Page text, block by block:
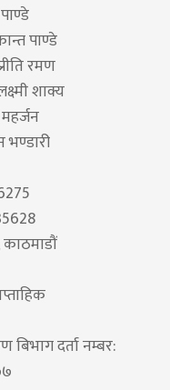
पाण्डे
रमण
शाक्य
भण्डारी
बिभाग दर्ता नम्बर: